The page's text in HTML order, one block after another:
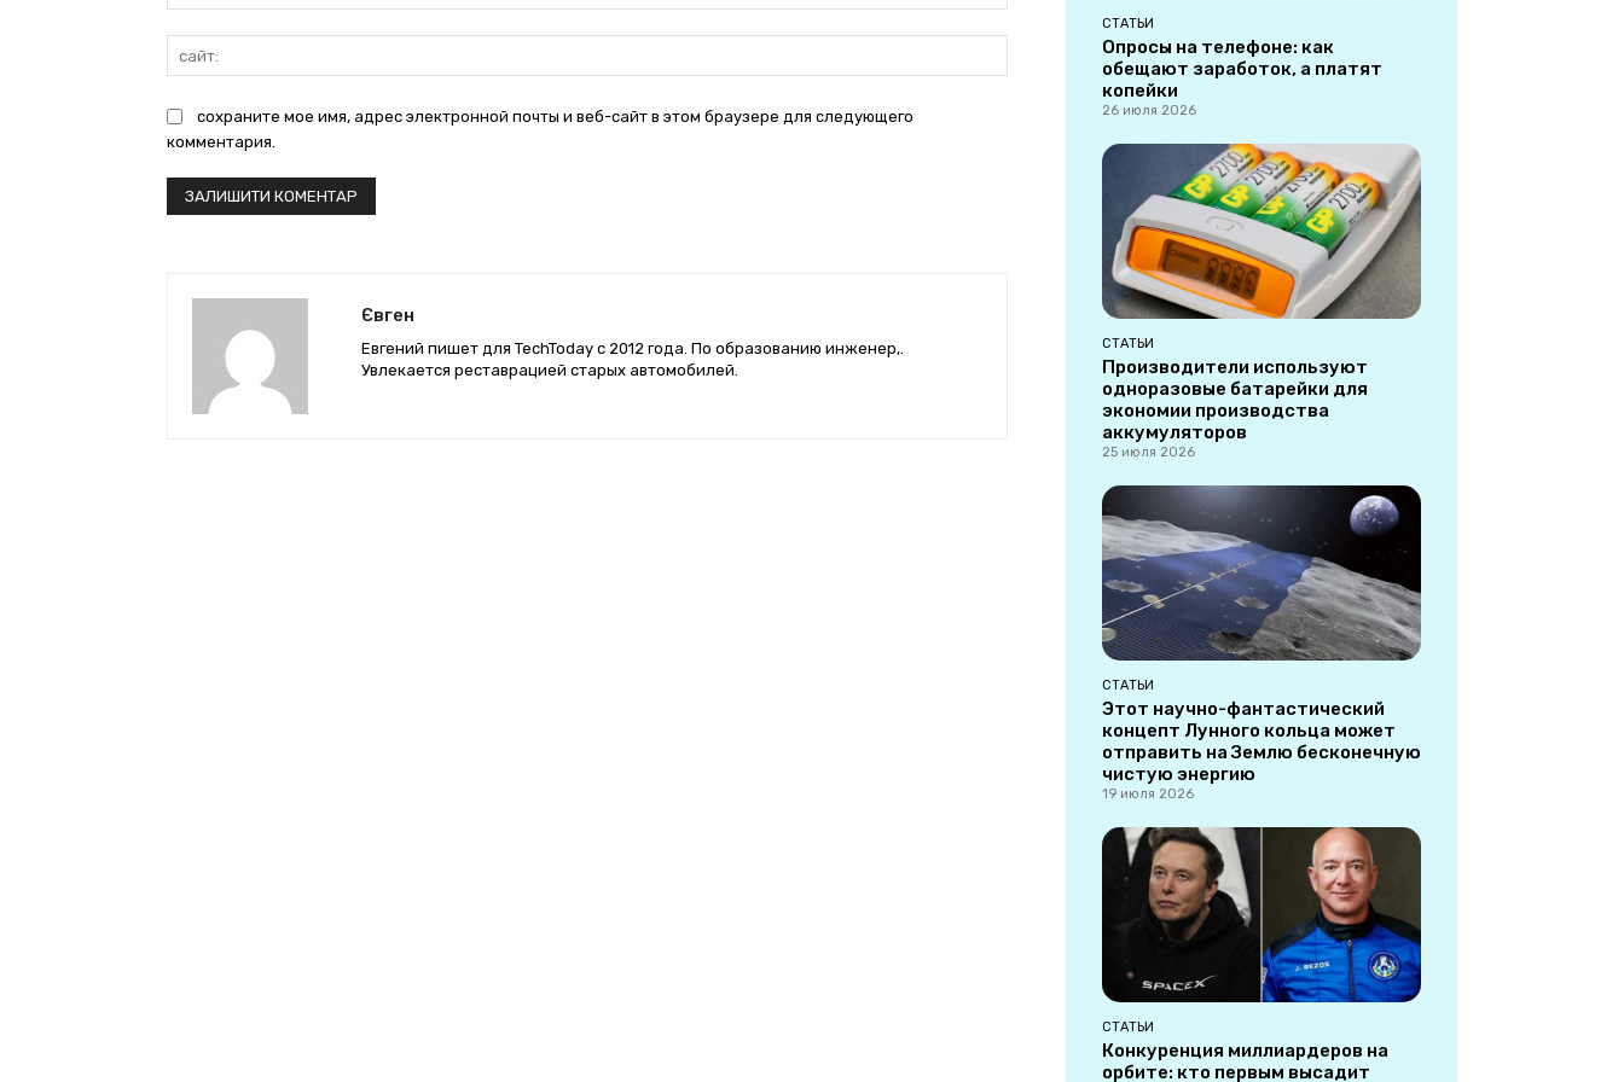
mail:
сохраните мое имя, адрес электронной почты и веб-сайт в этом браузере для следующего
комментария.
Євген
Евгений пишет для TechToday с 2012 года. По образованию инженер,.
Увлекается реставрацией старых автомобилей.
СТАТЬИ
Опросы на телефоне: как
обещают заработок, а платят
копейки
26 июля 2026
СТАТЬИ
Производители используют
одноразовые батарейки для
экономии производства
аккумуляторов
25 июля 2026
СТАТЬИ
Этот научно-фантастический
концепт Лунного кольца может
отправить на Землю бесконечную
чистую энергию
19 июля 2026
СТАТЬИ
Конкуренция миллиардеров на
орбите: кто первым высадит